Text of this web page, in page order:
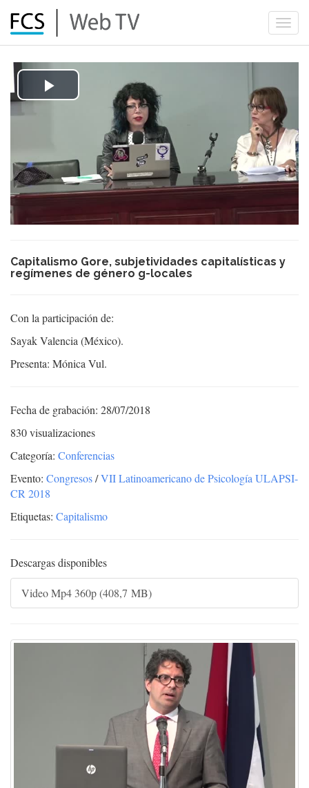
Play
Capitalismo Gore, subjetividades capitalísticas y
regímenes de género g-locales
Con la participación de:
Sayak Valencia (México).
Presenta: Mónica Vul.
Fecha de grabación: 28/07/2018
830 visualizaciones
Categoría: Conferencias
Evento: Congresos/VII Latinoamericano de Psicología ULAPSI-
CR 2018
Etiquetas: Capitalismo
Descargas disponibles
Video Mp4 360p (408,7 MB)